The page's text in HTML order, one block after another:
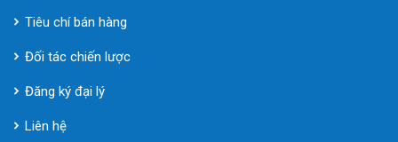
Tiêu chí bán hàng
Đối tác chiến lược
Đăng ký đại lý
Liên hệ